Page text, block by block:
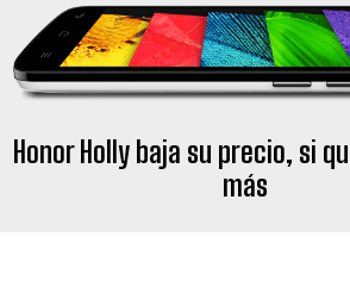
Honor Holly baja su precio, si
más